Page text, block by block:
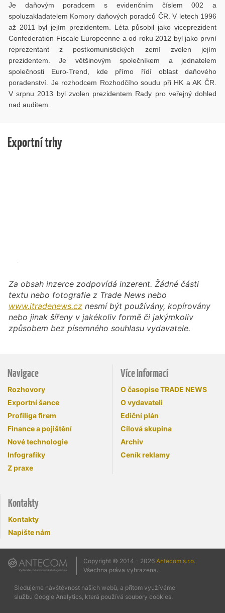
Je daňovým poradcem s evidenčním číslem 002 a
spoluzakladatelem Komory daňových poradců ČR. V letech 1996
až 2011 byl jejím prezidentem. Léta působil jako viceprezident
Confederation Fiscale Europeenne a od roku 2012 byl jako první
reprezentant z postkomunistických zemí zvolen jejím
prezidentem. Je většinovým společníkem a jednatelem
společnosti Euro-Trend, kde přímo řídí oblast daňového
poradenství. Je rozhodcem Rozhodčího soudu při HK a AK ČR.
V srpnu 2013 byl zvolen prezidentem Rady pro veřejný dohled
nad auditem.
Exportní trhy
Za obsah inzerce zodpovídá inzerent. Žádné části
textu nebo fotografie z Trade News nebo
www.itradenews.cz nesmí být používány, kopírovány
nebo jinak šířeny v jakékoliv formě či jakýmkoliv
způsobem bez písemného souhlasu vydavatele.
Navigace
Rozhovory
Exportní šance
Profiliga firem
Finance a pojištění
Nové technologie
Infografiky
Z praxe
Více informací
O časopise TRADE NEWS
O vydavateli
Ediční plán
Cílová skupina
Archiv
Ceník reklamy
Kontakty
Kontakty
Napište nám
Copyright © 2014 - 2026 Antecom s.r.o.
Všechna práva vyhrazena.
Sledujeme návštěvnost našich webů, a přitom využíváme
službu Google Analytics, která používá soubory cookies.